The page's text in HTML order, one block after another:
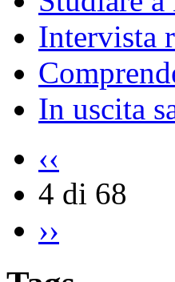
Intervista
In uscita
‹‹
4 di 68
››